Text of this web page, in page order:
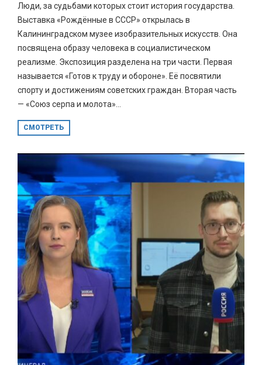
Люди, за судьбами которых стоит история государства.
Выставка «Рождённые в СССР» открылась в
Калининградском музее изобразительных искусств. Она
посвящена образу человека в социалистическом
реализме. Экспозиция разделена на три части. Первая
называется «Готов к труду и обороне». Её посвятили
спорту и достижениям советских граждан. Вторая часть
— «Союз серпа и молота»...
СМОТРЕТЬ